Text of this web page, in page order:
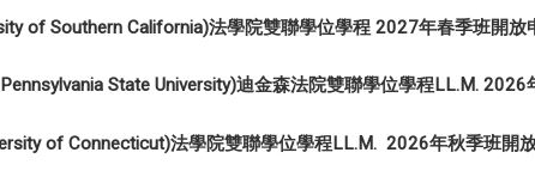
of Southern California)法學院雙聯學位學程 2027年春季班開放
State University)迪金森法院雙聯學位學程LL.M. 2026
of Connecticut)法學院雙聯學位學程LL.M. 2026年秋季班開